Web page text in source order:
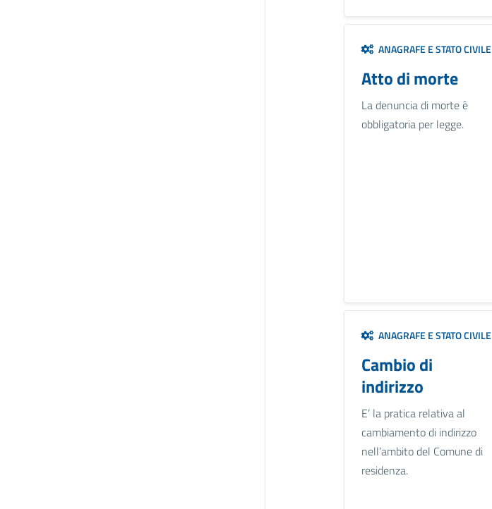
ANAGRAFE E STATO CIVILE
Atto di morte
La denuncia di morte è
obbligatoria per legge.
ANAGRAFE E STATO CIVILE
Cambio di
indirizzo
E’ la pratica relativa al
cambiamento di indirizzo
nell’ambito del Comune di
residenza.